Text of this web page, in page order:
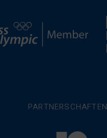
PARTNERSCHAFTEN